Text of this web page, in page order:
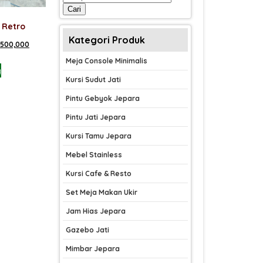
Retro
Harga
Rp 3,500,000.
untuk:
Cari
Kategori Produk
Meja Console Minimalis
Kursi Sudut Jati
Pintu Gebyok Jepara
Pintu Jati Jepara
Kursi Tamu Jepara
Mebel Stainless
Kursi Cafe & Resto
Set Meja Makan Ukir
Jam Hias Jepara
Gazebo Jati
Mimbar Jepara